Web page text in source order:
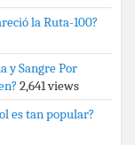
la Ruta-100?
y Sangre Por
2,641 views
es tan popular?